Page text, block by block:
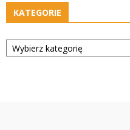
KATEGORIE
Kategorie